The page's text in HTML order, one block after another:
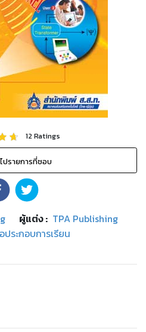
12Ratings
ปรายการที่ชอบ
ผู้แต่ง : TPA Publishing
ประกอบการเรียน